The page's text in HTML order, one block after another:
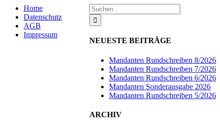
Facebook
Suche
nach:
NEUESTE BEITRÄGE
Mandanten Rundschreiben 8/2026
Mandanten Rundschreiben 7/2026
Mandanten Rundschreiben 6/2026
Mandanten Sonderausgabe 2026
Mandanten Rundschreiben 5/2026
ARCHIV
Home
Datenschutz
AGB
Impressum